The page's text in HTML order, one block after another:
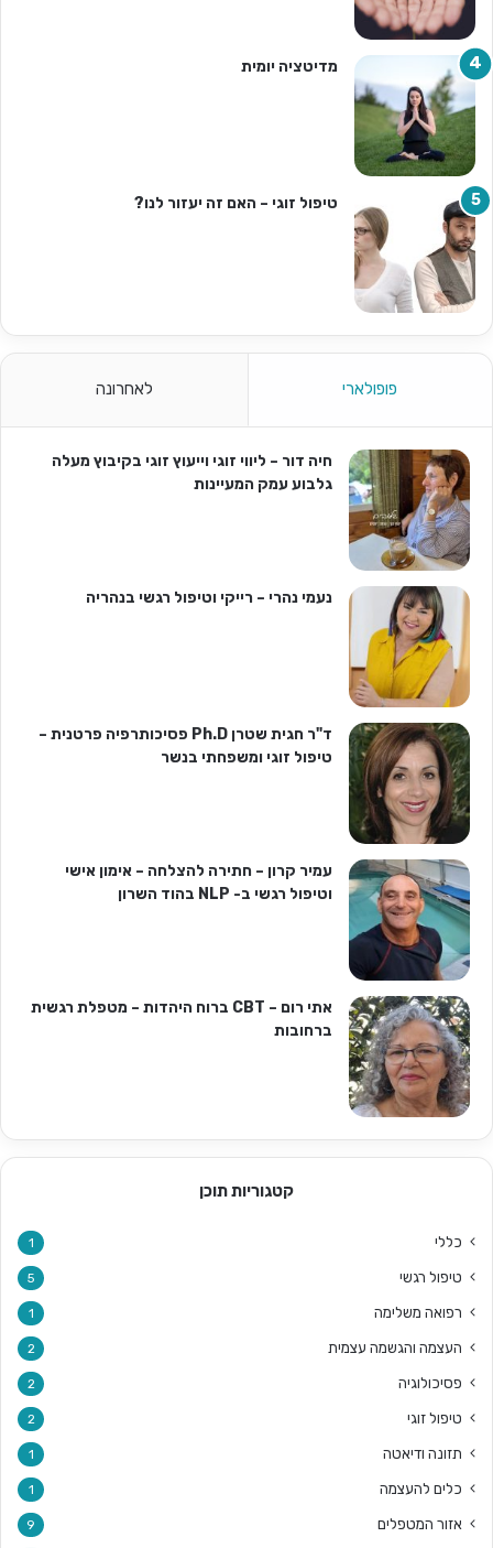
מדיטציה יומית
טיפול זוגי – האם זה יעזור לנו?
פופולארי לאחרונה
חיה דור – ליווי זוגי וייעוץ זוגי בקיבוץ מעלה
גלבוע עמק המעיינות
נעמי נהרי – רייקי וטיפול רגשי בנהריה
ד"ר חגית שטרן Ph.D פסיכותרפיה פרטנית –
טיפול זוגי ומשפחתי בנשר
עמיר קרון – חתירה להצלחה – אימון אישי
וטיפול רגשי ב- NLP בהוד השרון
אתי רום – CBT ברוח היהדות – מטפלת רגשית
ברחובות
קטגוריות תוכן
כללי 1
טיפול רגשי 5
רפואה משלימה 1
העצמה והגשמה עצמית 2
פסיכולוגיה 2
טיפול זוגי 2
תזונה ודיאטה 1
כלים להעצמה 1
אזור המטפלים 9